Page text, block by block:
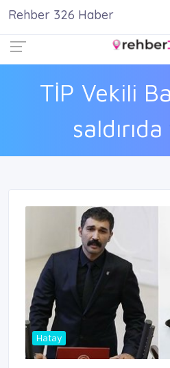
TİP Vekili
Rehber 326 Haber
Hatay